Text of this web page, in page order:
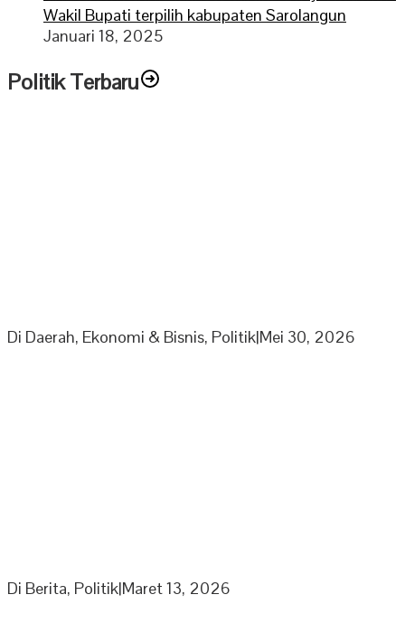
Wakil Bupati terpilih kabupaten Sarolangun
Januari 18, 2025
Politik Terbaru
Di Daerah, Ekonomi & Bisnis, Politik|Mei 30, 2026
Di Berita, Politik|Maret 13, 2026